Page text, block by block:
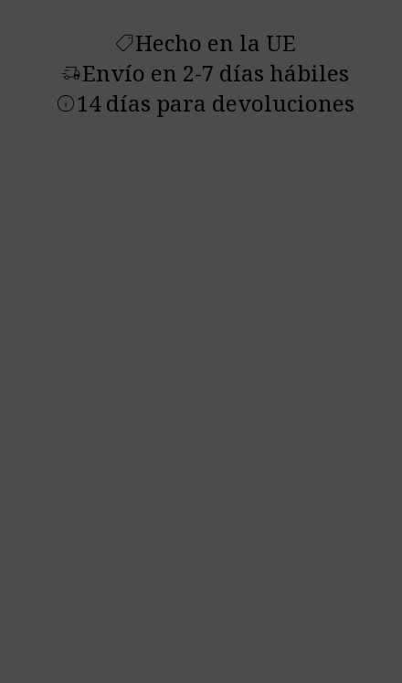
shoppingmodeHecho en la UE
delivery_truck_speedEnvío en 2-7 días hábiles
info14 días para devoluciones